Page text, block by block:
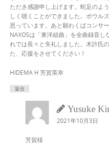
ただき感謝申し上げます。蛇足のよ
しく聴くことができました。ボウル
思っています。あと願わくばコンサ
NAXOSは「東洋組曲」を全曲録音
れでは長々と失礼しました。木許氏
た、応援をさせてください！
HIDEMA H 芳賀英幸
返信
Yusuke
2021年10月3日
芳賀様